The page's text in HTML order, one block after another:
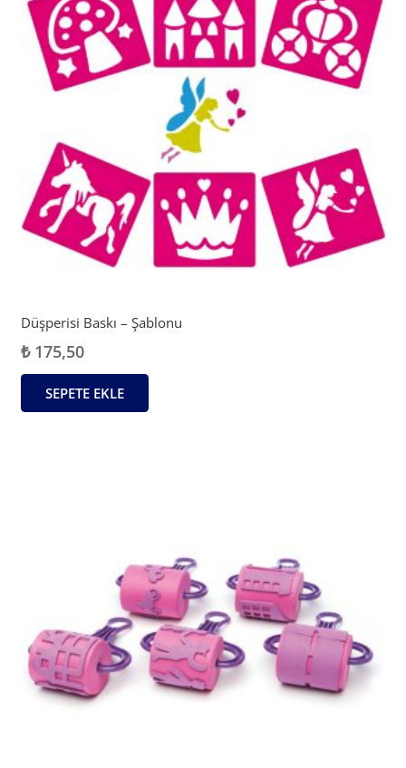
Düşperisi Baskı – Şablonu
₺175,50
SEPETE EKLE